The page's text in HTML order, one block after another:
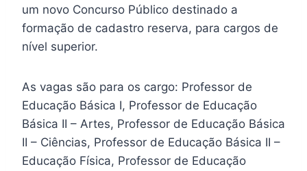
um novo Concurso Público destinado a
formação de cadastro reserva, para cargos de
nível superior.
As vagas são para os cargo: Professor de
Educação Básica I, Professor de Educação
Básica II – Artes, Professor de Educação Básica
II – Ciências, Professor de Educação Básica II –
Educação Física, Professor de Educação